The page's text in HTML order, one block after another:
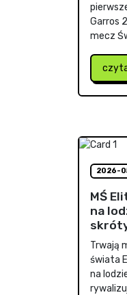
Garros
mecz
2026-
MŚ
na
Trwają
świata
na